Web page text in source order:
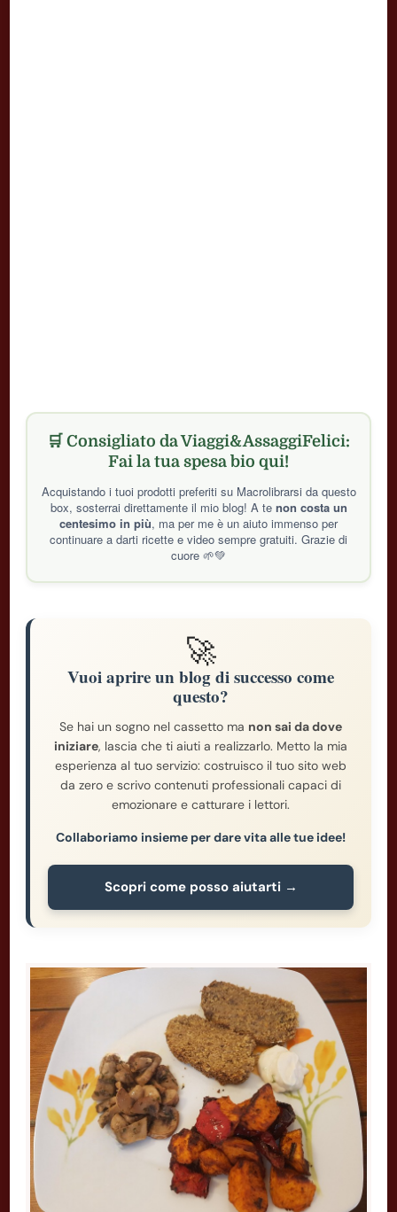
🛒 Consigliato da Viaggi&AssaggiFelici:
Fai la tua spesa bio qui!
Acquistando i tuoi prodotti preferiti su Macrolibrarsi da questo
box, sosterrai direttamente il mio blog! A te non costa un
centesimo in più, ma per me è un aiuto immenso per
continuare a darti ricette e video sempre gratuiti. Grazie di
cuore 🌱💚
🚀
Vuoi aprire un blog di successo come
questo?
Se hai un sogno nel cassetto ma non sai da dove
iniziare, lascia che ti aiuti a realizzarlo. Metto la mia
esperienza al tuo servizio: costruisco il tuo sito web
da zero e scrivo contenuti professionali capaci di
emozionare e catturare i lettori.
Collaboriamo insieme per dare vita alle tue idee!
Scopri come posso aiutarti →